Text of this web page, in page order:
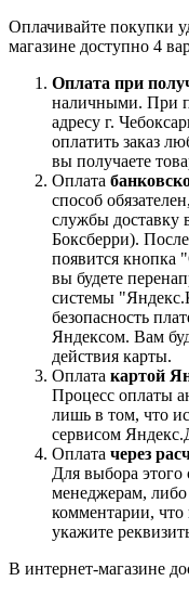
Оплачивайте покупки
магазине доступно 4
Оплата при
наличными. При
адресу г.
оплатить заказ
вы получаете
Оплата
способ
службы доставку
Боксберри).
появится кнопка
вы будете
системы
безопасность
Яндексом. Вам
действия карты.
Оплата картой
Процесс оплаты
лишь в том, что
сервисом
Оплата через
Для выбора
менеджерам, либо
комментарии, что
укажите
В интернет-магазине